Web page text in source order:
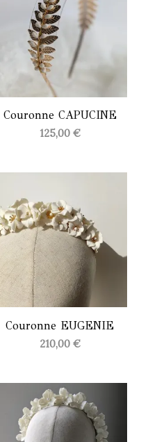
Couronne CAPUCINE
125,00 €
Couronne EUGENIE
210,00 €